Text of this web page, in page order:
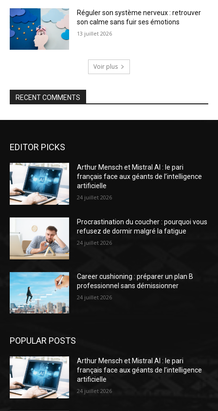
Réguler son système nerveux : retrouver
son calme sans fuir ses émotions
13 juillet 2026
Voir plus
RECENT COMMENTS
EDITOR PICKS
Arthur Mensch et Mistral AI : le pari
français face aux géants de l’intelligence
artificielle
24 juillet 2026
Procrastination du coucher : pourquoi vous
refusez de dormir malgré la fatigue
24 juillet 2026
Career cushioning : préparer un plan B
professionnel sans démissionner
24 juillet 2026
POPULAR POSTS
Arthur Mensch et Mistral AI : le pari
français face aux géants de l’intelligence
artificielle
24 juillet 2026